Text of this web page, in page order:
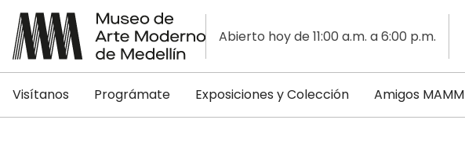
Abierto hoy de 11:00 a.m. a 6:00 p.m.
Visítanos Prográmate Exposiciones y Colección Amigos MAMM